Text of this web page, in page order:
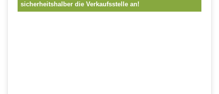
sicherheitshalber die Verkaufsstelle an!